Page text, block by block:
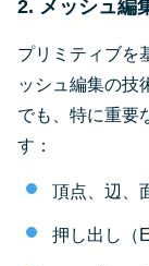
2. メッシュ編
プリミティブを
ッシュ編集の技
でも、特に重要
す：
頂点、辺、
押し出し（